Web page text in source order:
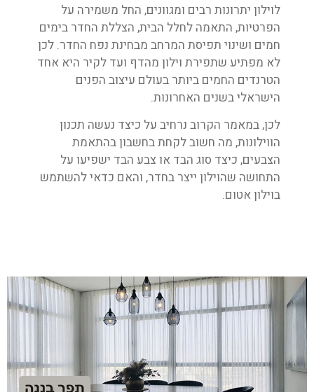
לוילון יתרונות רבים ומגוונים, החל משמירה על
הפרטיות, התאמה לחלל הבית, הצללת החדר בימים
חמים ושינוי תפיסת המרחב מבחינת נפח החדר. לכן
לא מפתיע שתפירת וילון מהדף ועד לקיר היא אחד
הטרנדים החמים ביותר בעולם עיצוב הפנים
הישראלי בשנים האחרונות.
לכן, במאמר הקרוב נרחיב על כיצד נעשה תכנון
הווילונות, מה חשוב לקחת בחשבון בהתאמת
הצבעים, כיצד סוג הבד או צבע הבד ישפיעו על
התחושה שהוילון ייצר בחדר, והאם כדאי להשתמש
בוילון אטום.